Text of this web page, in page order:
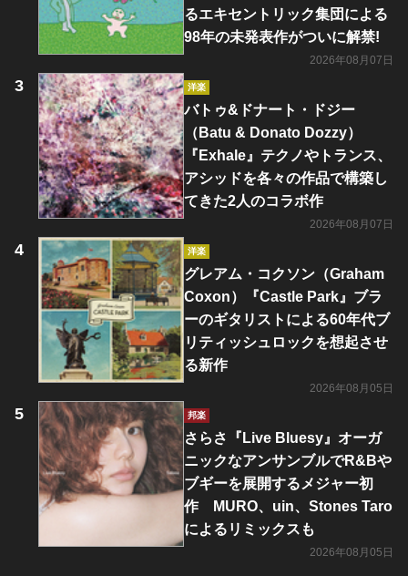
るエキセントリック集団による
98年の未発表作がついに解禁!
2026年08月07日
洋楽
バトゥ&ドナート・ドジー
（Batu & Donato Dozzy）
『Exhale』テクノやトランス、
アシッドを各々の作品で構築し
てきた2人のコラボ作
2026年08月07日
洋楽
グレアム・コクソン（Graham
Coxon）『Castle Park』ブラ
ーのギタリストによる60年代ブ
リティッシュロックを想起させ
る新作
2026年08月05日
邦楽
さらさ『Live Bluesy』オーガ
ニックなアンサンブルでR&Bや
ブギーを展開するメジャー初
作 MURO、uin、Stones Taro
によるリミックスも
2026年08月05日